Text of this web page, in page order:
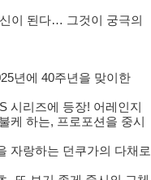
이 된다… 그것이 궁극의
년에 40주년을 맞이한
시리즈에 등장! 어레인지
케 하는, 프로포션을 중시
자랑하는 던쿠가의 다채로